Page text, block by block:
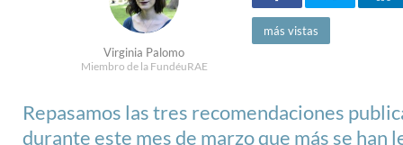
Virginia Palomo
Miembro de la FundéuRAE
más vistas
Repasamos las tres recomendaciones
durante este mes de marzo que más se han